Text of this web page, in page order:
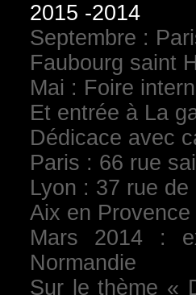
2015 -2014
Septembre :
Faubourg saint
Mai : Foire
Et entrée à La
Dédicace avec
Paris : 66 rue
Lyon : 37 rue de
Aix en
Mars 2014 :
Normandie
Sur le thème «